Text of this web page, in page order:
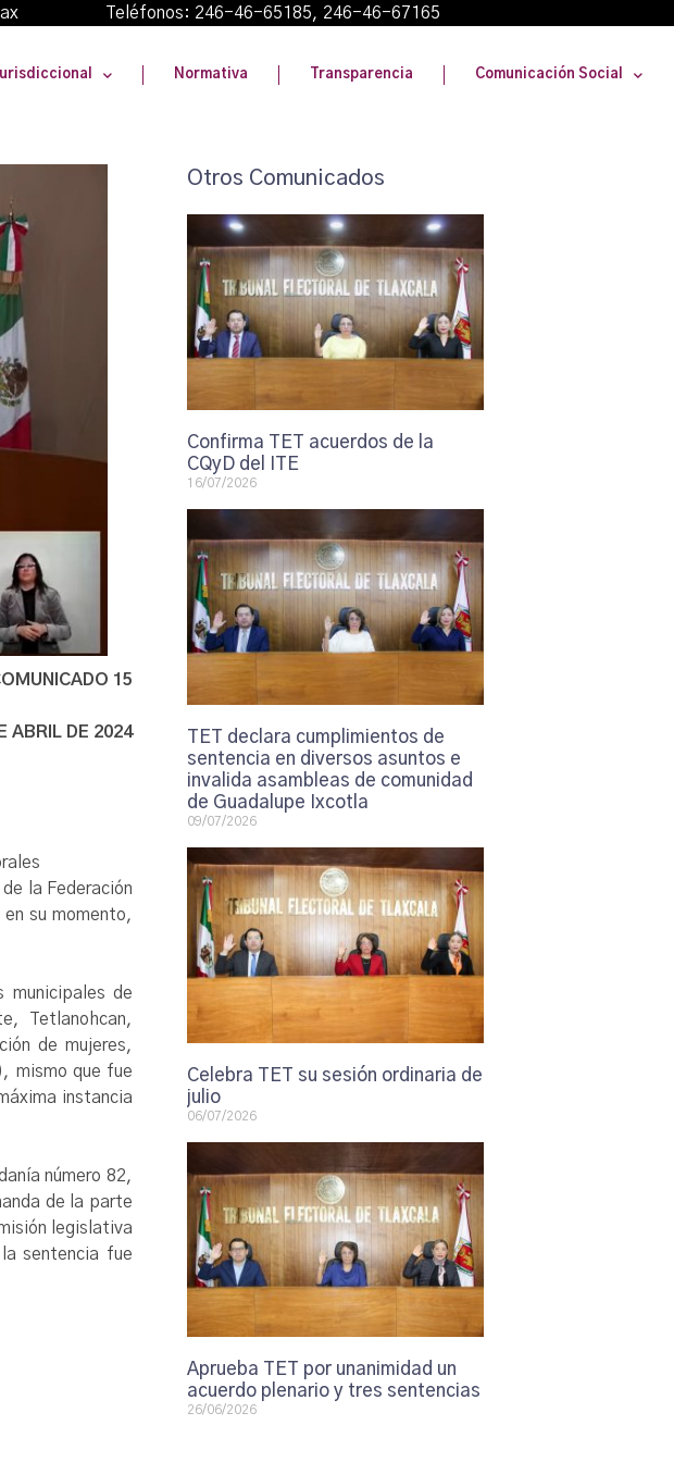
Tlax Teléfonos: 246-46-65185, 246-46-67165
Normativa Transparencia Comunicación Social
15
ABRIL DE 2024
la Federación
su momento,
municipales de
Tetlanohcan,
de mujeres,
mismo que fue
instancia
número 82,
de la parte
legislativa
sentencia fue
Otros Comunicados
Confirma TET acuerdos de la
CQyD del ITE
16/07/2026
TET declara cumplimientos de
sentencia en diversos asuntos e
invalida asambleas de comunidad
de Guadalupe Ixcotla
09/07/2026
Celebra TET su sesión ordinaria de
julio
06/07/2026
Aprueba TET por unanimidad un
acuerdo plenario y tres sentencias
26/06/2026